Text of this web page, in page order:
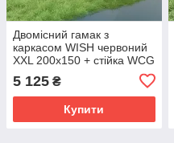
Двомісний гамак з
каркасом WISH червоний
XXL 200x150 + стійка WCG
5 125 ₴
Купити